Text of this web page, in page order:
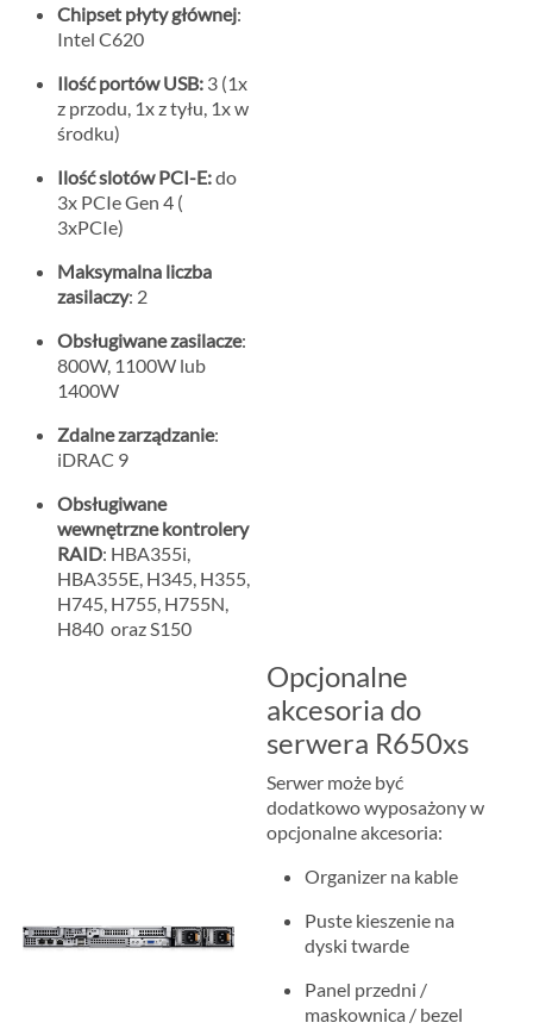
Chipset płyty głównej:
Intel C620
Ilość portów USB: 3 (1x
z przodu, 1x z tyłu, 1x w
środku)
Ilość slotów PCI-E:do
3x PCIe Gen 4 (
3xPCIe)
Maksymalna liczba
zasilaczy: 2
Obsługiwane zasilacze:
800W, 1100W lub
1400W
Zdalne zarządzanie:
iDRAC 9
Obsługiwane
wewnętrzne kontrolery
RAID: HBA355i,
HBA355E, H345, H355,
H745, H755, H755N,
H840 oraz S150
Opcjonalne
akcesoria do
serwera R650xs
Serwer może być
dodatkowo wyposażony w
opcjonalne akcesoria:
Organizer na kable
Puste kieszenie na
dyski twarde
Panel przedni /
maskownica / bezel